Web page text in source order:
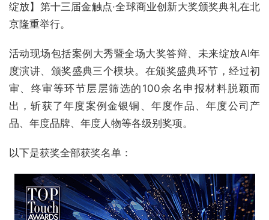
绽放】第十三届金触点·全球商业创新大奖颁奖典礼在北
京隆重举行。
活动现场包括案例大秀暨全场大奖答辩、未来绽放AI年
度演讲、颁奖盛典三个模块。在颁奖盛典环节，经过初
审、终审等环节层层筛选的100余名申报材料脱颖而
出，斩获了年度案例金银铜、年度作品、年度公司产
品、年度品牌、年度人物等各级别奖项。
以下是获奖全部获奖名单：